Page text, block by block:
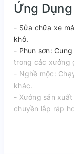
Ứng
- Sửa chữa xe
khô.
- Phun sơn:
trong các xưởng
- Nghề mộc:
khác.
- Xưởng sản
chuyền lắp ráp